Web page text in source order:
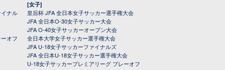
ナル
オフ
[女子]
皇后杯 JFA 全日本女子サッカー選手権大会
JFA 全日本O-30女子サッカー大会
JFA O-40女子サッカーオープン大会
全日本大学女子サッカー選手権大会
JFA U-18女子サッカーファイナルズ
JFA 全日本U-18女子サッカー選手権大会
U-18女子サッカープレミアリーグ プレーオフ